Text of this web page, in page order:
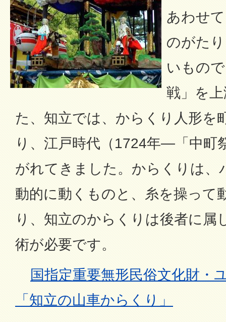
あわせ
のがた
いもの
戦」を
た、知立では、からくり人形を
り、江戸時代（1724年―「中町
がれてきました。からくりは、
動的に動くものと、糸を操って
り、知立のからくりは後者に属
術が必要です。
国指定重要無形民俗文化財・
「知立の山車からくり」